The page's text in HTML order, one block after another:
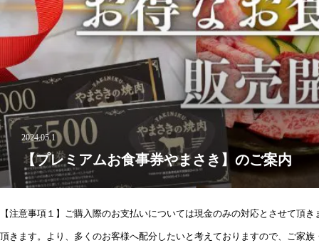
2024.05.1
【プレミアムお食事券やまさき】のご案内
【注意事項１】ご購入際のお支払いについては現金のみの対応とさせて頂
頂きます。より、多くのお客様へ配分したいと考えておりますので、ご家